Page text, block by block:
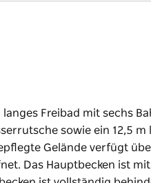
Freibad mit sechs
sowie ein 12,5 m
Gelände verfügt
Das Hauptbecken ist